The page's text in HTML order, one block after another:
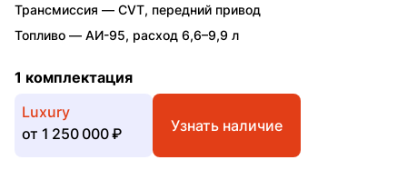
Трансмиссия — CVT, передний привод
Топливо — АИ-95, расход 6,6–9,9 л
1 комплектация
Luxury
от 1 250 000 ₽ Узнать наличие